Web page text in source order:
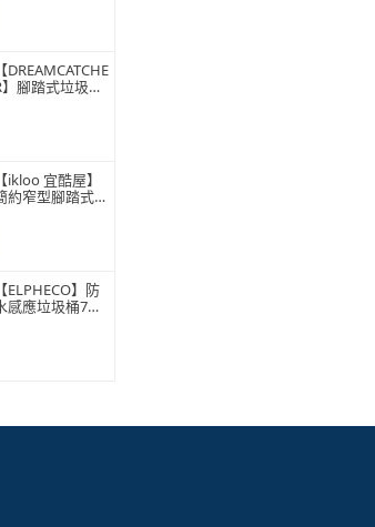
【DREAMCATCHE
】腳踏式垃圾桶
【ikloo 宜酷屋】
約窄型腳踏式垃
【ELPHECO】防
感應垃圾桶7公